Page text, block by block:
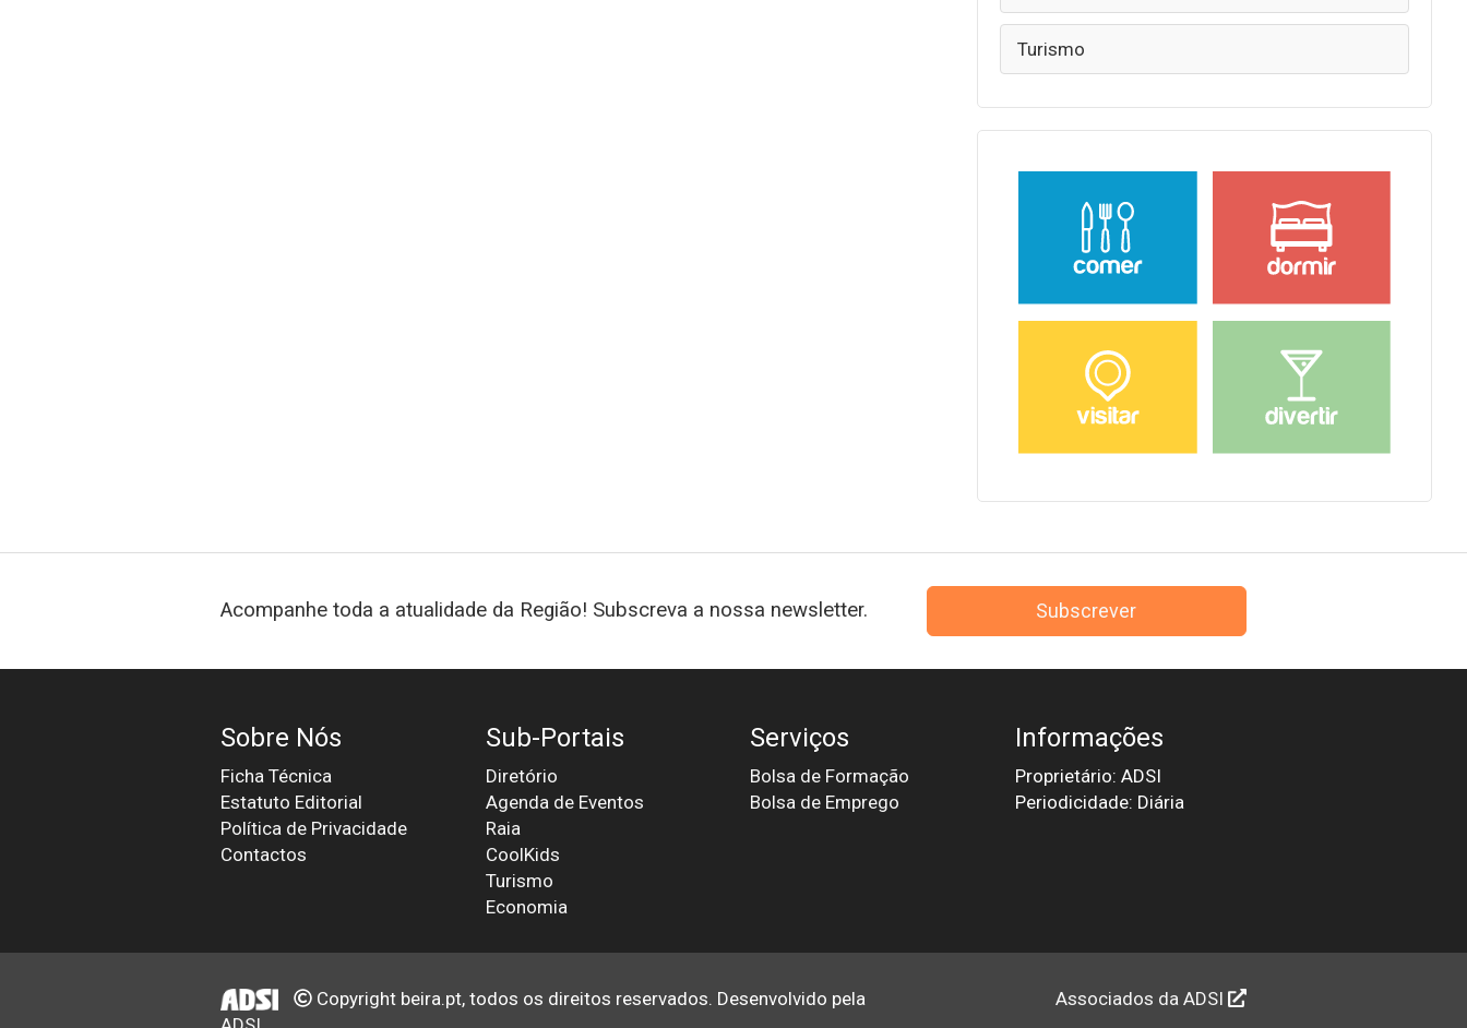
Turismo
Acompanhe toda a atualidade da Região! Subscreva a nossa newsletter. Subscrever
Sobre Nós
Ficha Técnica
Estatuto Editorial
Política de Privacidade
Contactos
Sub-Portais
Diretório
Agenda de Eventos
Raia
CoolKids
Turismo
Economia
Serviços
Bolsa de Formação
Bolsa de Emprego
Informações
Proprietário: ADSI
Periodicidade: Diária
Copyright beira.pt, todos os direitos reservados. Desenvolvido pela
Associados da ADSI